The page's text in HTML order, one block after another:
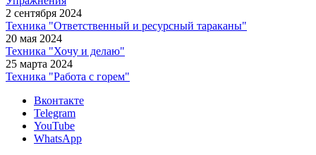
2 сентября 2024
Техника "Ответственный и ресурсный тараканы"
20 мая 2024
Техника "Хочу и делаю"
25 марта 2024
Техника "Работа с горем"
Вконтакте
Telegram
YouTube
WhatsApp